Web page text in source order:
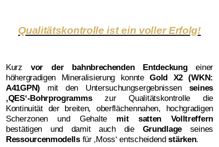
Qualitätskontrolle ist ein voller Erfolg!
Kurz vor der bahnbrechenden Entdeckungeiner
höhergradigen Mineralisierung konnteGold X2 (WKN:
A41GPN) mit den Untersuchungsergebnissen seines
‚QES‘-Bohrprogrammszur Qualitätskontrolle die
Kontinuität der breiten, oberflächennahen, hochgradigen
Scherzonen und Gehalte mit satten Volltreffern
bestätigen und damit auch die Grundlageseines
Ressourcenmodellsfür ‚Moss‘ entscheidendstärken.